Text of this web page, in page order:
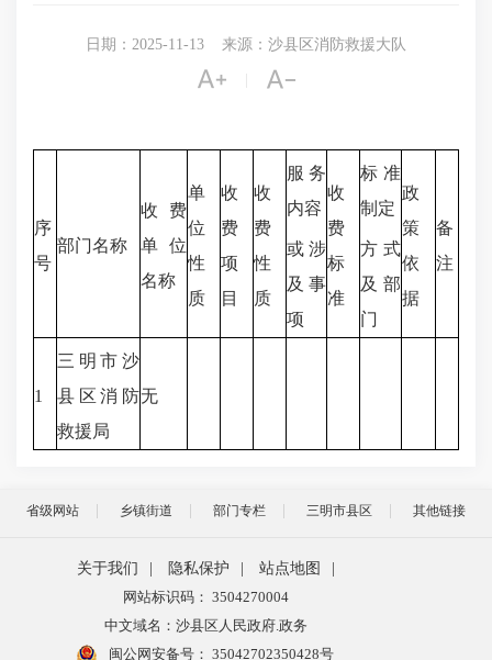
日期：2025-11-13 来源：沙县区消防救援大队
 
序
号
部门名称
收费
单位
名称
单
位
性
质
收
费
项
目
收
费
性
质
服务
内容
或涉
及事
项
收
费
标
准
标准
制定
方式
及部
门
政
策
依
据
备
注
1
三明市沙
县区消防
救援局
无
省级网站 乡镇街道 部门专栏 三明市县区 其他链接
关于我们 隐私保护 站点地图
网站标识码： 3504270004
中文域名：沙县区人民政府.政务
闽公网安备号： 35042702350428号